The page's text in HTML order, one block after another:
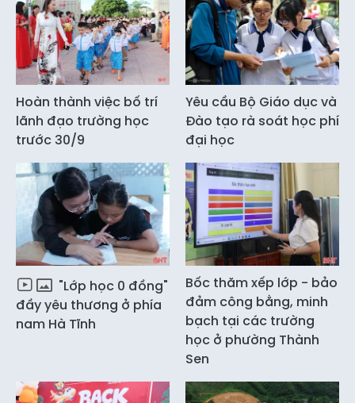
Hoàn thành việc bố trí
lãnh đạo trường học
trước 30/9
Yêu cầu Bộ Giáo dục và
Đào tạo rà soát học phí
đại học
"Lớp học 0 đồng"
đầy yêu thương ở phía
nam Hà Tĩnh
Bốc thăm xếp lớp - bảo
đảm công bằng, minh
bạch tại các trường
học ở phường Thành
Sen